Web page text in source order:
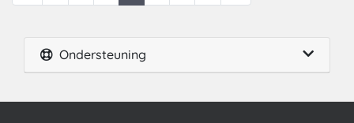
Ondersteuning